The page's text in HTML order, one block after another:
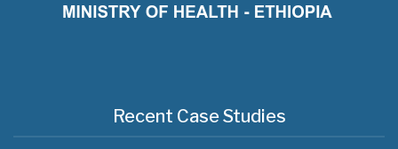
Recent Case Studies